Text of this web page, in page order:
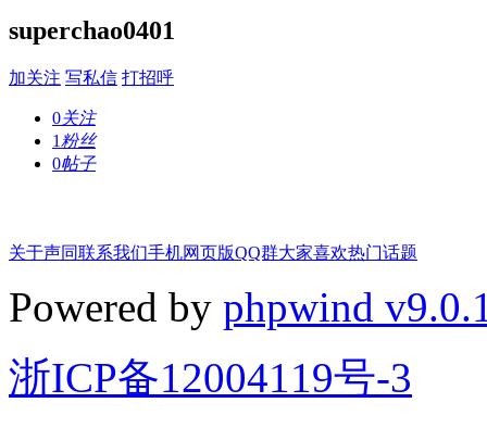
superchao0401
加关注 写私信 打招呼
0关注
1 粉丝
0帖子
关于声同联系我们手机网页版QQ群大家喜欢热门话题
Powered by phpwind
浙ICP备12004119号-3